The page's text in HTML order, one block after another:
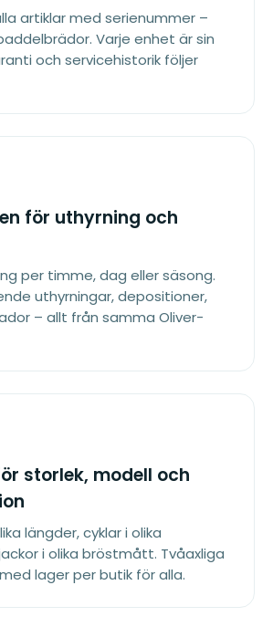
artiklar med serienummer –
Varje enhet är sin
och servicehistorik följer
för uthyrning och
per timme, dag eller säsong.
uthyrningar, depositioner,
– allt från samma Oliver-
storlek, modell och
längder, cyklar i olika
i olika bröstmått. Tvåaxliga
lager per butik för alla.